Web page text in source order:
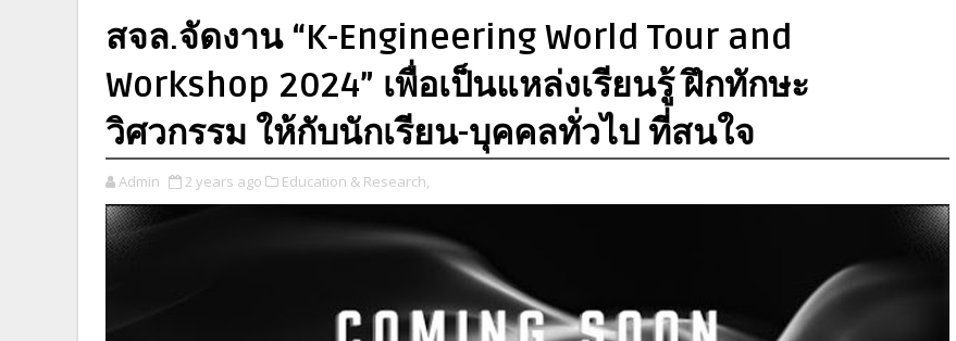
สจล.จัดงาน “K-Engineering World Tour and
Workshop 2024” เพื่อเป็นแหล่งเรียนรู้ ฝึกทักษะ
วิศวกรรม ให้กับนักเรียน-บุคคลทั่วไป ที่สนใจ
Admin 2 years ago Education & Research,